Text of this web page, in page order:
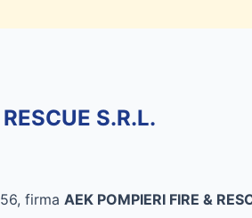
S.R.L.
firma AEK POMPIERI FIRE &